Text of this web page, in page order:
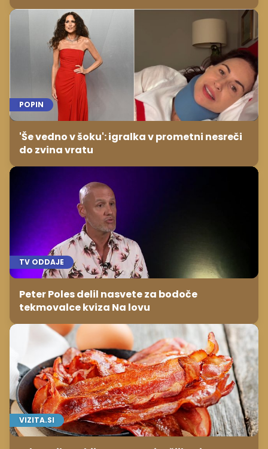
POPIN
'Še vedno v šoku': igralka v prometni nesreči
do zvina vratu
TV ODDAJE
Peter Poles delil nasvete za bodoče
tekmovalce kviza Na lovu
VIZITA.SI